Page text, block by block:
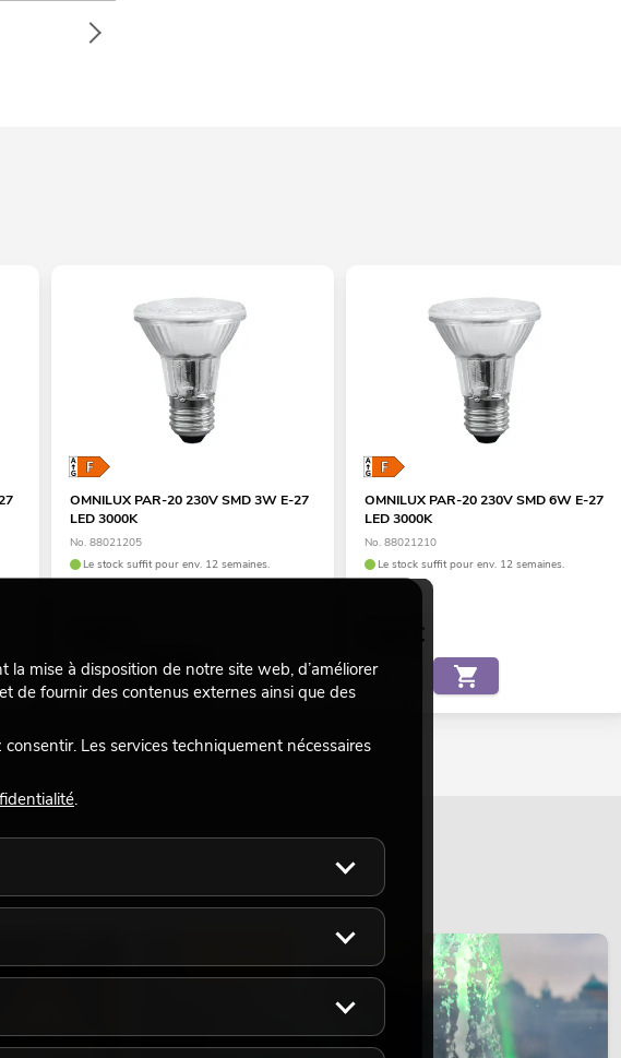
OMNILUX PAR-20 230V SMD 3W E-27
LED 3000K
No. 88021205
Le stock suffit pour env. 12 semaines.
OMNILUX PAR-20 230V SMD 6W E-27
LED 3000K
No. 88021210
Le stock suffit pour env. 12 semaines.
€
la mise à disposition de notre site web, d’améliorer
de fournir des contenus externes ainsi que des
Les services techniquement nécessaires
.